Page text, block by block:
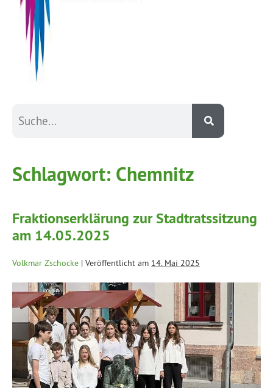
Schlagwort: Chemnitz
Fraktionserklärung zur Stadtratssitzung
am 14.05.2025
Volkmar Zschocke | Veröffentlicht am 14. Mai 2025